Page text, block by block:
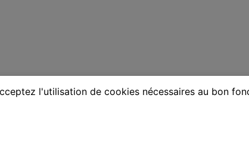
l'utilisation de cookies nécessaires au bon